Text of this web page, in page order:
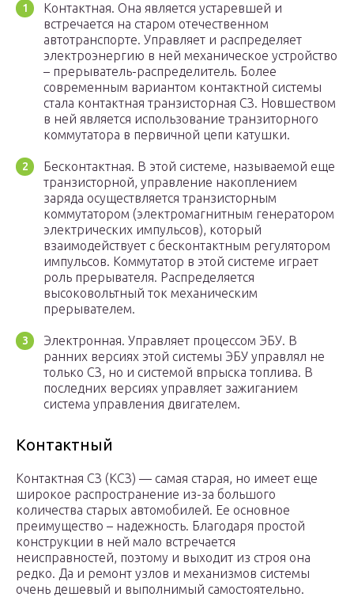
Контактная. Она является устаревшей и
встречается на старом отечественном
автотранспорте. Управляет и распределяет
электроэнергию в ней механическое устройство
– прерыватель-распределитель. Более
современным вариантом контактной системы
стала контактная транзисторная СЗ. Новшеством
в ней является использование транзиторного
коммутатора в первичной цепи катушки.
Бесконтактная. В этой системе, называемой еще
транзисторной, управление накоплением
заряда осуществляется транзисторным
коммутатором (электромагнитным генератором
электрических импульсов), который
взаимодействует с бесконтактным регулятором
импульсов. Коммутатор в этой системе играет
роль прерывателя. Распределяется
высоковольтный ток механическим
прерывателем.
Электронная. Управляет процессом ЭБУ. В
ранних версиях этой системы ЭБУ управлял не
только СЗ, но и системой впрыска топлива. В
последних версиях управляет зажиганием
система управления двигателем.
Контактный
Контактная СЗ (КСЗ) — самая старая, но имеет еще
широкое распространение из-за большого
количества старых автомобилей. Ее основное
преимущество – надежность. Благодаря простой
конструкции в ней мало встречается
неисправностей, поэтому и выходит из строя она
редко. Да и ремонт узлов и механизмов системы
очень дешевый и выполнимый самостоятельно.